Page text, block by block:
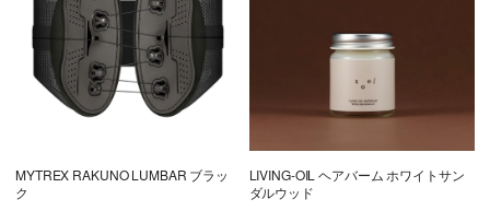
MYTREX RAKUNO LUMBAR ブラッ
ク
LIVING-OIL ヘアバーム ホワイトサン
ダルウッド